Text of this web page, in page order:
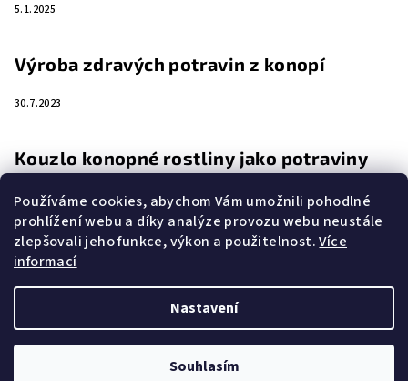
Používáme cookies, abychom Vám umožnili pohodlné
prohlížení webu a díky analýze provozu webu neustále
zlepšovali jeho funkce, výkon a použitelnost.Více
informací
Nastavení
Souhlasím
5.1.2025
Výroba zdravých potravin z konopí
30.7.2023
Kouzlo konopné rostliny jako potraviny
4.4.2023
Zemědělství a rostlina budoucnosti
16.11.2022